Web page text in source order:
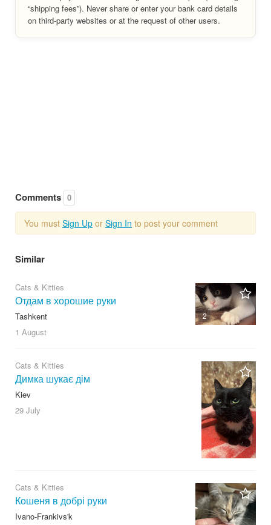
“shipping fees”). Never share or enter your bank card details
on third-party websites or at the request of other users.
Comments 0
You must Sign Up or Sign In to post your comment
Similar
2
Cats & Kitties
Отдам в хорошие руки
Tashkent
1 August
Cats & Kitties
Димка шукає дім
Kiev
29 July
Cats & Kitties
Кошеня в добрі руки
Ivano-Frankivs'k